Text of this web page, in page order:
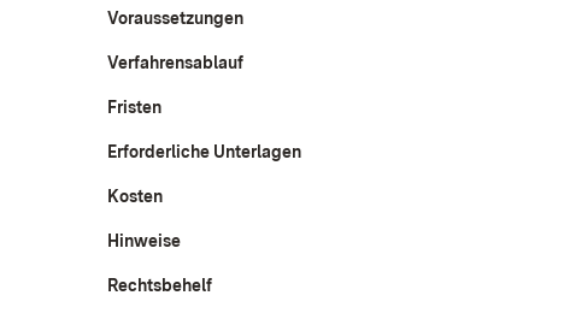
Voraussetzungen
Verfahrensablauf
Fristen
Erforderliche Unterlagen
Kosten
Hinweise
Rechtsbehelf